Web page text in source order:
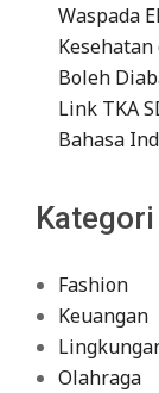
Waspada
Boleh
Link TKA
Bahasa
Kategori
Fashion
Keuangan
Olahraga